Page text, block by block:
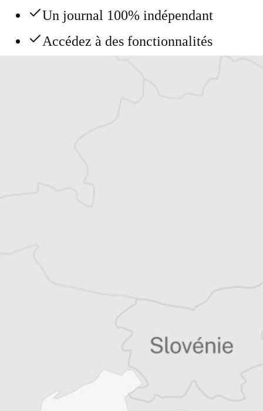
Un journal 100% indépendant
Accédez à des fonctionnalités